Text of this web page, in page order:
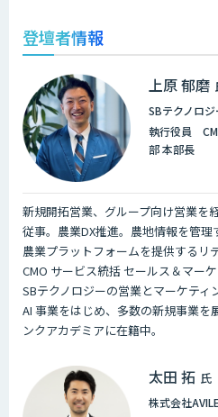
登壇者情報
上原 郁磨
SBテクノロ
執行役員
部 本部長
新規開拓営業、グループ向け営業を
従事。農業DX推進。農地情報を管
農業プラットフォームを提供するリ
CMO サービス統括 セールス＆マー
SBテクノロジーの営業とマーケティ
AI 事業をはじめ、多数の新規事業
ンクアカデミアに在籍中。
太田 拓 氏
株式会社